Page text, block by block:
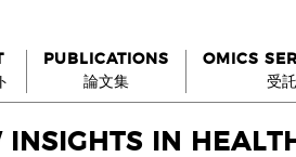
PUBLICATIONS
論文集
OMICS
受
INSIGHTS IN